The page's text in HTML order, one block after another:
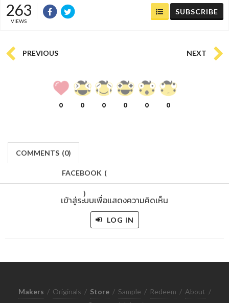
263
VIEWS
SUBSCRIBE
PREVIOUS NEXT
0 0 0 0 0 0
COMMENTS (0)
FACEBOOK (
)
เข้าสู่ระบบเพื่อแสดงความคิดเห็น
LOG IN
Makers / Originals / Store / Sample / Redeem / About /